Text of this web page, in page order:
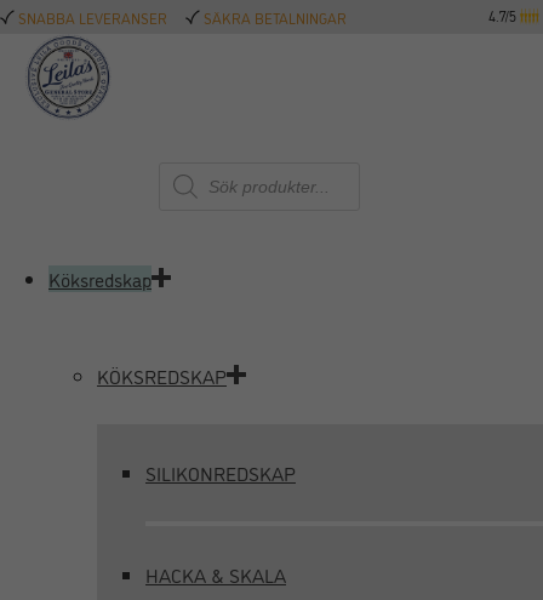
SNABBA LEVERANSER SÄKRA BETALNINGAR 4.7/5
Produktsökning
Köksredskap
KÖKSREDSKAP
SILIKONREDSKAP
HACKA & SKALA